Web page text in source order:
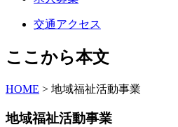
交通アクセス
ここから本文
HOME > 地域福祉活動事業
地域福祉活動事業